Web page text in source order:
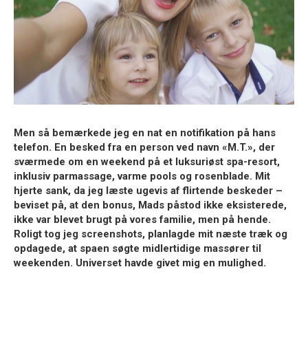
Men så bemærkede jeg en nat en notifikation på hans
telefon. En besked fra en person ved navn «M.T.», der
sværmede om en weekend på et luksuriøst spa-resort,
inklusiv parmassage, varme pools og rosenblade. Mit
hjerte sank, da jeg læste ugevis af flirtende beskeder –
beviset på, at den bonus, Mads påstod ikke eksisterede,
ikke var blevet brugt på vores familie, men på hende.
Roligt tog jeg screenshots, planlagde mit næste træk og
opdagede, at spaen søgte midlertidige massører til
weekenden. Universet havde givet mig en mulighed.